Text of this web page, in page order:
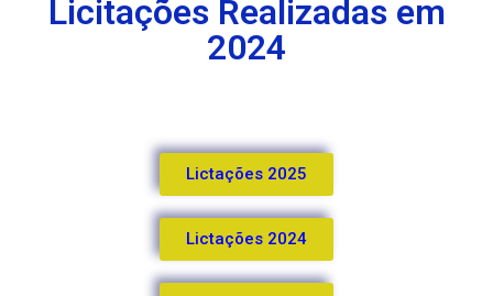
Licitações Realizadas em
2024
Lictações 2025
Lictações 2024